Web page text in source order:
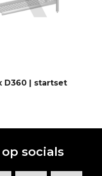
D360 | startset
socials